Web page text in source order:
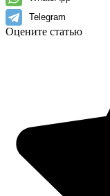
Telegram
Оцените статью